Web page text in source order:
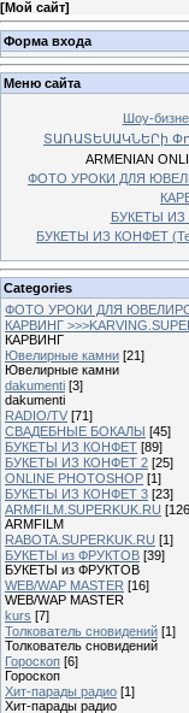
[Мой сайт]
Форма входа
Меню сайта
Шоу-
ՏԱՌԱՏԵՍԱԿՆԵՐի
ARMENIAN
ФОТО УРОКИ ДЛЯ
БУКЕТЫ
БУКЕТЫ ИЗ КОНФЕТ
Categories
ФОТО УРОКИ ДЛЯ
КАРВИНГ
КАРВИНГ
Ювелирные камни [21]
Ювелирные камни
dakumenti [3]
dakumenti
RADIO/TV [71]
СВАДЕБНЫЕ БОКАЛЫ [45]
БУКЕТЫ ИЗ КОНФЕТ [89]
БУКЕТЫ ИЗ КОНФЕТ 2 [25]
ONLINE PHOTOSHOP [1]
БУКЕТЫ ИЗ КОНФЕТ 3 [23]
ARMFILM.SUPERKUK.RU
ARMFILM
RABOTA.SUPERKUK.RU [1]
БУКЕТЫ из ФРУКТОВ [39]
БУКЕТЫ из ФРУКТОВ
WEB/WAP MASTER [16]
WEB/WAP MASTER
kurs [7]
Толкователь сновидений [1]
Толкователь сновидений
Гороскоп [6]
Гороскоп
Хит-парады радио [1]
Хит-парады радио